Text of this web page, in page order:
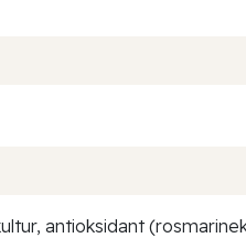
antioksidant